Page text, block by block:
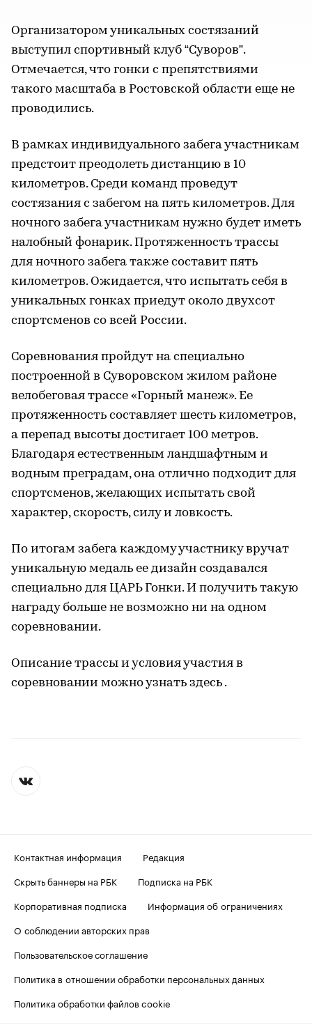
Организатором уникальных состязаний
выступил спортивный клуб “Суворов”.
Отмечается, что гонки с препятствиями
такого масштаба в Ростовской области еще не
проводились.
В рамках индивидуального забега участникам
предстоит преодолеть дистанцию в 10
километров. Среди команд проведут
состязания с забегом на пять километров. Для
ночного забега участникам нужно будет иметь
налобный фонарик. Протяженность трассы
для ночного забега также составит пять
километров. Ожидается, что испытать себя в
уникальных гонках приедут около двухсот
спортсменов со всей России.
Соревнования пройдут на специально
построенной в Суворовском жилом районе
велобеговая трассе «Горный манеж». Ее
протяженность составляет шесть километров,
а перепад высоты достигает 100 метров.
Благодаря естественным ландшафтным и
водным преградам, она отлично подходит для
спортсменов, желающих испытать свой
характер, скорость, силу и ловкость.
По итогам забега каждому участнику вручат
уникальную медаль ее дизайн создавался
специально для ЦАРЬ Гонки. И получить такую
награду больше не возможно ни на одном
соревновании.
Описание трассы и условия участия в
соревновании можно узнать здесь .
Контактная информация
Редакция
Скрыть баннеры на РБК
Подписка на РБК
Корпоративная подписка
Информация об ограничениях
О соблюдении авторских прав
Пользовательское соглашение
Политика в отношении обработки персональных данных
Политика обработки файлов cookie